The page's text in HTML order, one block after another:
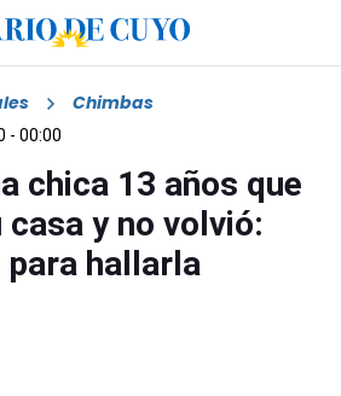
Chimbas
- 00:00
chica 13 años que
casa y no volvió:
para hallarla